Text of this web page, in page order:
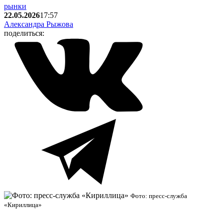
рынки
22.05.202617:57
Александра Рыжова
поделиться:
Фото: пресс-служба
«Кириллица»